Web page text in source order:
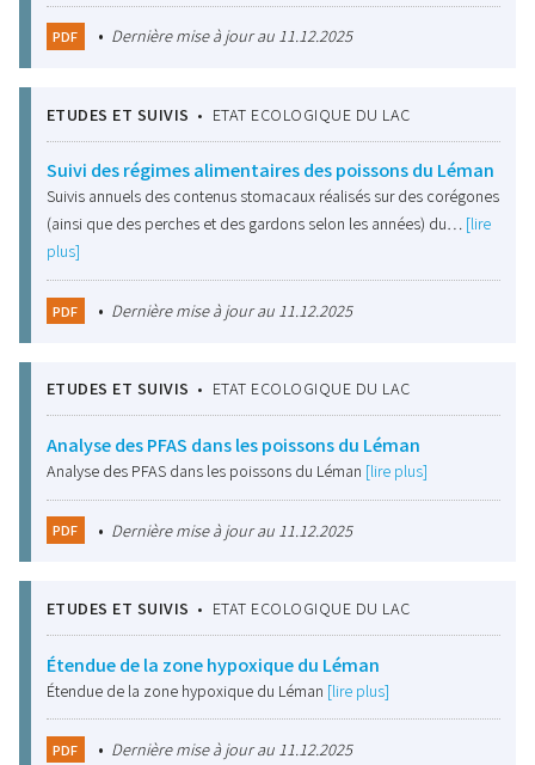
PDF • Dernière mise à jour au 11.12.2025
ETUDES ET SUIVIS • ETAT ECOLOGIQUE DU LAC
Suivi des régimes alimentaires des poissons du Léman
Suivis annuels des contenus stomacaux réalisés sur des corégones
(ainsi que des perches et des gardons selon les années) du… [lire
plus]
PDF • Dernière mise à jour au 11.12.2025
ETUDES ET SUIVIS • ETAT ECOLOGIQUE DU LAC
Analyse des PFAS dans les poissons du Léman
Analyse des PFAS dans les poissons du Léman [lire plus]
PDF • Dernière mise à jour au 11.12.2025
ETUDES ET SUIVIS • ETAT ECOLOGIQUE DU LAC
Étendue de la zone hypoxique du Léman
Étendue de la zone hypoxique du Léman [lire plus]
PDF • Dernière mise à jour au 11.12.2025